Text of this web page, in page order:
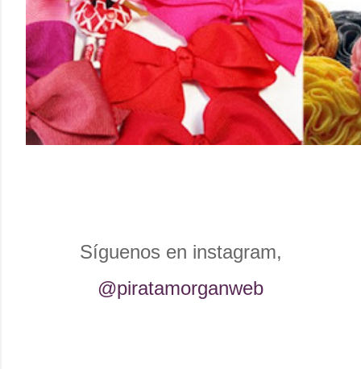
Síguenos en instagram,
@piratamorganweb